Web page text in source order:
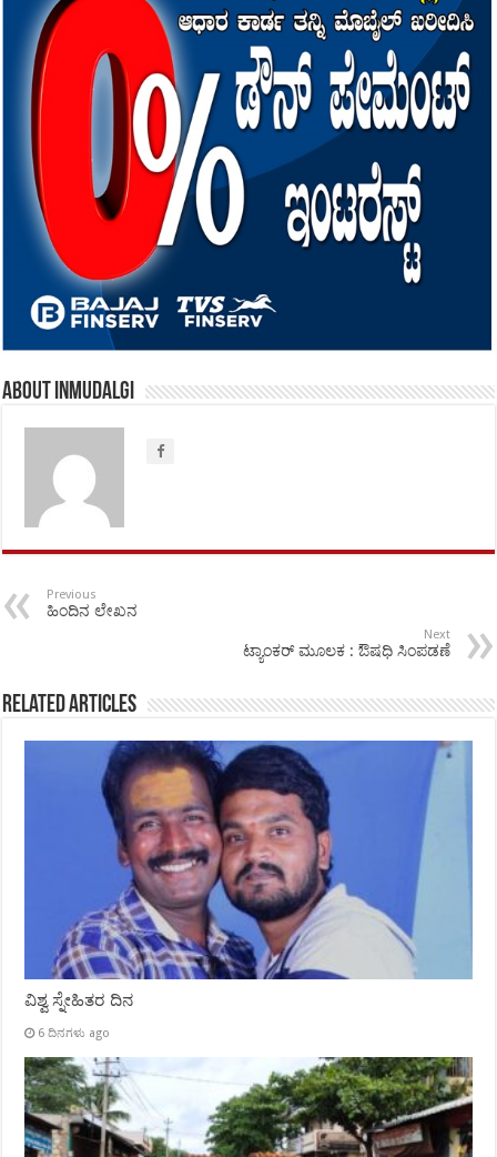
About inmudalgi
Previous
ಹಿಂದಿನ ಲೇಖನ
Next
ಟ್ಯಾಂಕರ್ ಮೂಲಕ : ಔಷಧಿ ಸಿಂಪಡಣೆ
Related Articles
ವಿಶ್ವ ಸ್ನೇಹಿತರ ದಿನ
6 ದಿನಗಳು ago